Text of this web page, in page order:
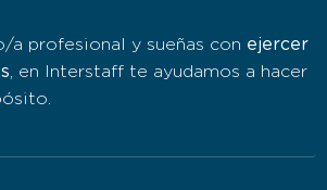
a profesional y sueñas con ejercer
, en Interstaff te ayudamos a hacer